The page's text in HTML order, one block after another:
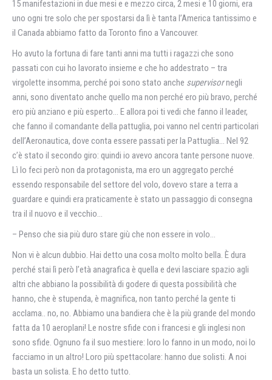
15 manifestazioni in due mesi e e mezzo circa, 2 mesi e 10 giorni, era
uno ogni tre solo che per spostarsi da lì è tanta l’America tantissimo e
il Canada abbiamo fatto da Toronto fino a Vancouver.
Ho avuto la fortuna di fare tanti anni ma tutti i ragazzi che sono
passati con cui ho lavorato insieme e che ho addestrato – tra
virgolette insomma, perché poi sono stato anche supervisornegli
anni, sono diventato anche quello ma non perché ero più bravo, perché
ero più anziano e più esperto… E allora poi ti vedi che fanno il leader,
che fanno il comandante della pattuglia, poi vanno nel centri particolari
dell’Aeronautica, dove conta essere passati per la Pattuglia… Nel 92
c’è stato il secondo giro: quindi io avevo ancora tante persone nuove.
Lì lo feci però non da protagonista, ma ero un aggregato perché
essendo responsabile del settore del volo, dovevo stare a terra a
guardare e quindi era praticamente è stato un passaggio di consegna
tra il il nuovo e il vecchio…
– Penso che sia più duro stare giù che non essere in volo…
Non vi è alcun dubbio. Hai detto una cosa molto molto bella. È dura
perché stai lì però l’età anagrafica è quella e devi lasciare spazio agli
altri che abbiano la possibilità di godere di questa possibilità che
hanno, che è stupenda, è magnifica, non tanto perché la gente ti
acclama.. no, no. Abbiamo una bandiera che è la più grande del mondo
fatta da 10 aeroplani! Le nostre sfide con i francesi e gli inglesi non
sono sfide. Ognuno fa il suo mestiere: loro lo fanno in un modo, noi lo
facciamo in un altro! Loro più spettacolare: hanno due solisti. A noi
basta un solista. E ho detto tutto.